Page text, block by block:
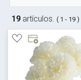
19 artículos.( 1 - 19 )